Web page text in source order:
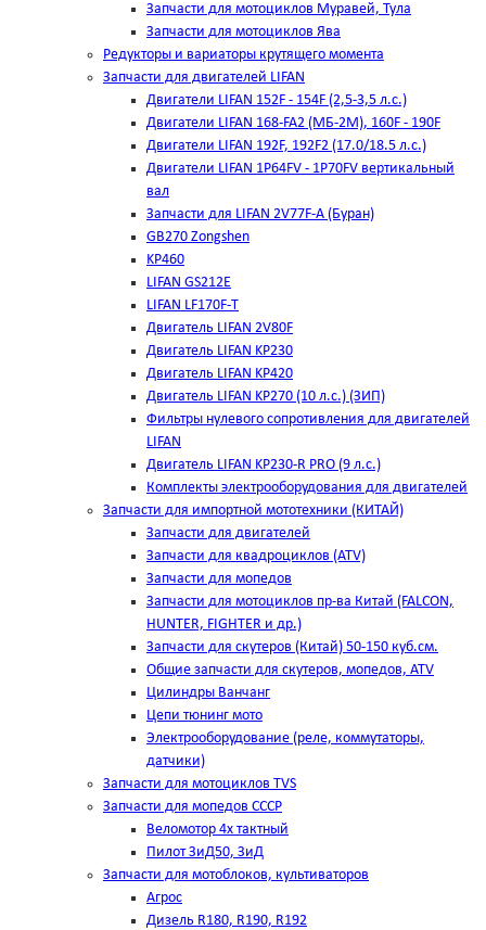
Запчасти для мотоциклов Муравей, Тула
Запчасти для мотоциклов Ява
Редукторы и вариаторы крутящего момента
Запчасти для двигателей LIFAN
Двигатели LIFAN 152F - 154F (2,5-3,5 л.с.)
Двигатели LIFAN 168-FA2 (МБ-2М), 160F - 190F
Двигатели LIFAN 192F, 192F2 (17.0/18.5 л.с.)
Двигатели LIFAN 1Р64FV - 1Р70FV вертикальный
вал
Запчасти для LIFAN 2V77F-A (Буран)
GB270 Zongshen
KP460
LIFAN GS212E
LIFAN LF170F-T
Двигатель LIFAN 2V80F
Двигатель LIFAN KP230
Двигатель LIFAN KP420
Двигатель LIFAN KP270 (10 л.с.) (ЗИП)
Фильтры нулевого сопротивления для двигателей
LIFAN
Двигатель LIFAN KP230-R PRO (9 л.с.)
Комплекты электрооборудования для двигателей
Запчасти для импортной мототехники (КИТАЙ)
Запчасти для двигателей
Запчасти для квадроциклов (ATV)
Запчасти для мопедов
Запчасти для мотоциклов пр-ва Китай (FALCON,
HUNTER, FIGHTER и др.)
Запчасти для скутеров (Китай) 50-150 куб.см.
Общие запчасти для скутеров, мопедов, ATV
Цилиндры Ванчанг
Цепи тюнинг мото
Электрооборудование (реле, коммутаторы,
датчики)
Запчасти для мотоциклов TVS
Запчасти для мопедов СССР
Веломотор 4х тактный
Пилот ЗиД50, ЗиД
Запчасти для мотоблоков, культиваторов
Агрос
Дизель R180, R190, R192